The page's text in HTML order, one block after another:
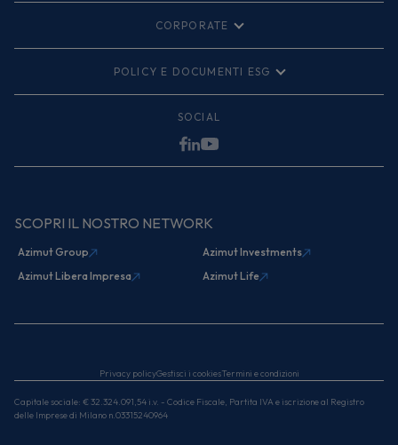
Investor Relations
Intranet
CORPORATE
Linee Guida Anticorruzione di Gruppo
Politica di impegno Azimut Capital
Careers
POLICY E DOCUMENTI ESG
Manuale Operativo MyAzimut
German Tax Transparency
Prodotti FEQ
Comunicazioni Digitalizzate PDF
SOCIAL
SCOPRI IL NOSTRO NETWORK
Azimut Group
Azimut Investments
Azimut Libera Impresa
Azimut Life
Capitale sociale: € 32.324.091,54 i.v. - Codice Fiscale, Partita IVA e iscrizione al Registro
delle Imprese di Milano n.03315240964
Privacy policyGestisci i cookiesTermini e condizioni